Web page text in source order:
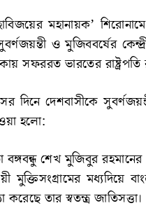
মহানায়ক’
সুবর্ণজয়ন্তী ও মুজিববর্ষের
সফররত ভারতের
দিনে দেশবাসীকে
হলো:
বঙ্গবন্ধু শেখ মুজিবুর
মুক্তিসংগ্রামের মধ্যদিয়ে
করেছে তার স্বতন্ত্র জাতিসত্তা।